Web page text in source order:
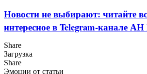
Новости не выбирают: читайте
интересное в Telegram-канале АН
Share
Загрузка
Share
Эмоции от статьи